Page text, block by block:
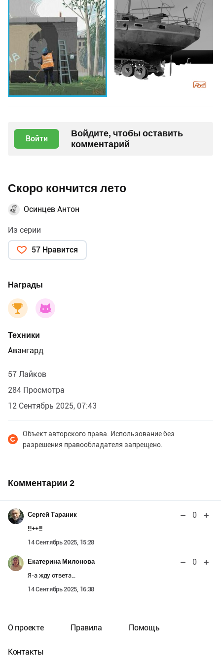
Войти
Войдите, чтобы оставить
комментарий
Скоро кончится лето
Осинцев Антон
Из серии
57 Нравится
Награды
Техники
Авангард
57 Лайков
284 Просмотра
12 Сентябрь 2025, 07:43
Объект авторского права. Использование без
разрешения правообладателя запрещено.
Комментарии 2
Сергей Тараник 0
!!!++!!!
14 Сентябрь 2025, 15:28
Екатерина Милонова 0
Я-а жду ответа...
14 Сентябрь 2025, 16:38
О проекте Правила Помощь
Контакты